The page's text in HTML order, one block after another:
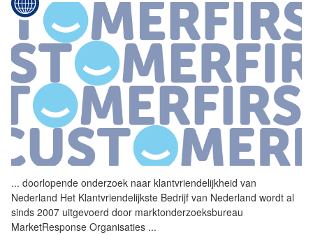
... doorlopende onderzoek naar klantvriendelijkheid van
Nederland Het Klantvriendelijkste Bedrijf van Nederland wordt al
sinds 2007 uitgevoerd door marktonderzoeksbureau
MarketResponse Organisaties ...